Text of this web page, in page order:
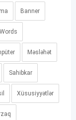
Banner
Məsləhət
Sahibkar
Xüsusiyyətlər